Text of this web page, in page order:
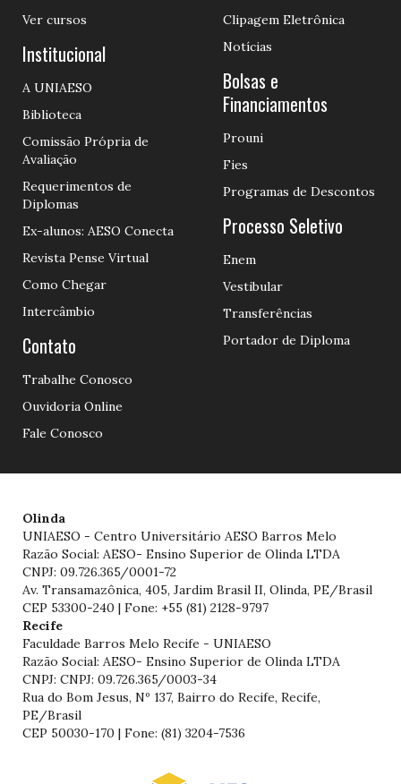
Ver cursos
Institucional
A UNIAESO
Biblioteca
Comissão Própria de
Avaliação
Requerimentos de
Diplomas
Ex-alunos: AESO Conecta
Revista Pense Virtual
Como Chegar
Intercâmbio
Contato
Trabalhe Conosco
Ouvidoria Online
Fale Conosco
Clipagem Eletrônica
Notícias
Bolsas e
Financiamentos
Prouni
Fies
Programas de Descontos
Processo Seletivo
Enem
Vestibular
Transferências
Portador de Diploma
Olinda
UNIAESO - Centro Universitário AESO Barros Melo
Razão Social: AESO- Ensino Superior de Olinda LTDA
CNPJ: 09.726.365/0001-72
Av. Transamazônica, 405, Jardim Brasil II, Olinda, PE/Brasil
CEP 53300-240 | Fone: +55 (81) 2128-9797
Recife
Faculdade Barros Melo Recife - UNIAESO
Razão Social: AESO- Ensino Superior de Olinda LTDA
CNPJ: CNPJ: 09.726.365/0003-34
Rua do Bom Jesus, Nº 137, Bairro do Recife, Recife,
PE/Brasil
CEP 50030-170 | Fone: (81) 3204-7536